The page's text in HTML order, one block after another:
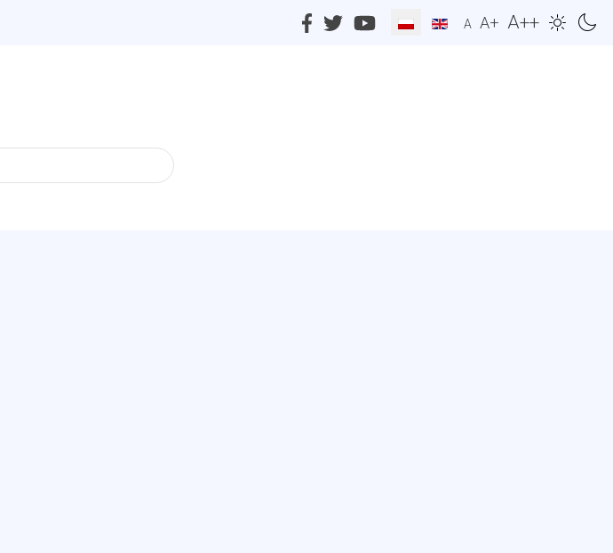
A A+ A++